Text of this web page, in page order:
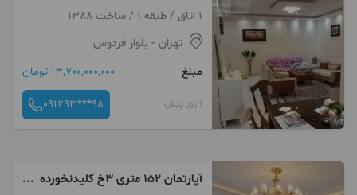
دیزاین / کم واحد1 اتاق / طبقه 1 / ساخت 1388
تهران - بلوار فردوس
مبلغ
13,700,000,000 تومان
1 روز پیش 091293***98
آپارتمان ۱۵۲ متری ۳خ کلیدنخورده